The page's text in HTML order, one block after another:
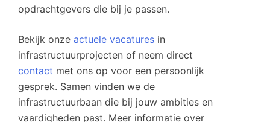
opdrachtgevers die bij je passen.
Bekijk onze actuele vacatures in
infrastructuurprojecten of neem direct
contact met ons op voor een persoonlijk
gesprek. Samen vinden we de
infrastructuurbaan die bij jouw ambities en
vaardigheden past. Meer informatie over